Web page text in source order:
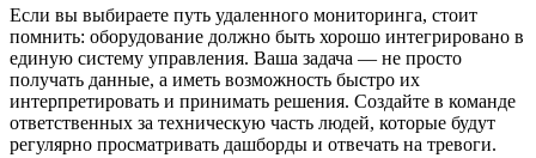
Если вы выбираете путь удаленного мониторинга, стоит
помнить: оборудование должно быть хорошо интегрировано в
единую систему управления. Ваша задача — не просто
получать данные, а иметь возможность быстро их
интерпретировать и принимать решения. Создайте в команде
ответственных за техническую часть людей, которые будут
регулярно просматривать дашборды и отвечать на тревоги.